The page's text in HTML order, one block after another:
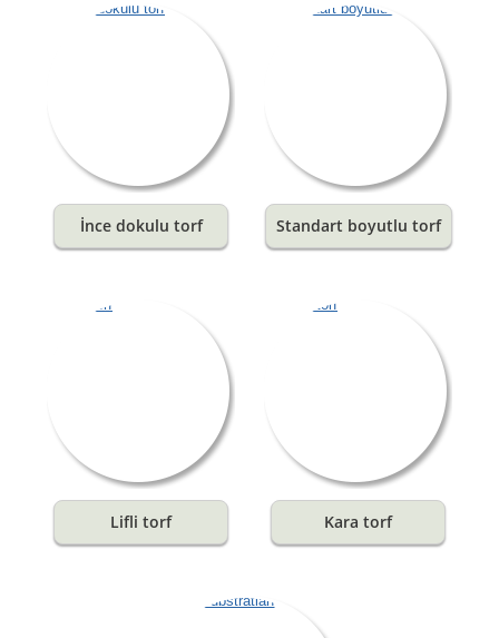
İnce dokulu torf Standart boyutlu torf
Lifli torf Kara torf